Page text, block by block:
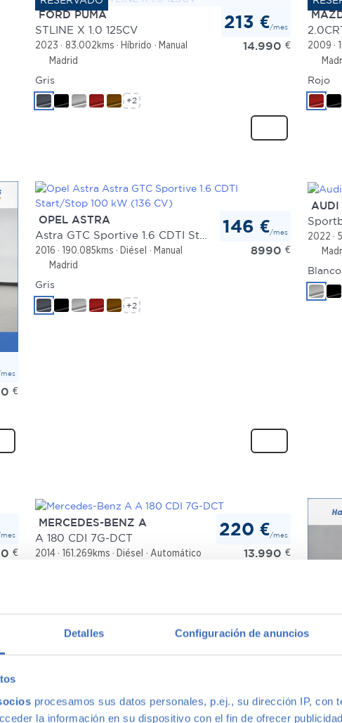
Detalles Configuración de anuncios
procesamos sus datos personales, p.ej., su dirección IP, con
la información en su dispositivo con el fin de ofrecer
FORD PUMA
STLINE X 1.0 125CV
2023 83.002kms Híbrido
Manual
Madrid
213 €/mes
14.990 €
Gris
+2
2009
Rojo
€
OPEL ASTRA
2016 190.085kms Diésel
Manual
Madrid
146 €/mes
8990 €
Gris
+2
AUDI
2022
Blanco
€
MERCEDES-BENZ A
A 180 CDI 7G-DCT
2014 161.269kms Diésel
Automático
220 €/mes
13.990 €
2023